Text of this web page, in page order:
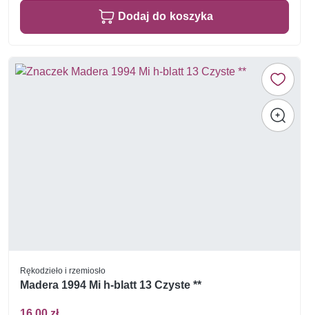
Dodaj do koszyka
Rękodzieło i rzemiosło
Madera 1994 Mi h-blatt 13 Czyste **